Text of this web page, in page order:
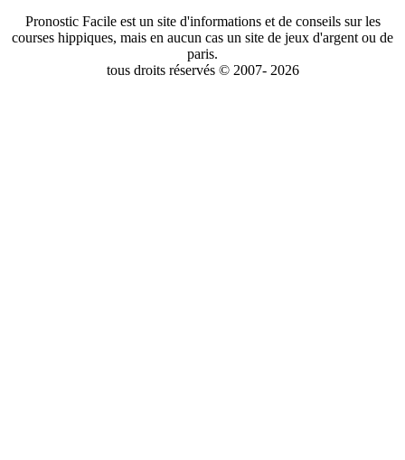
Pronostic Facile est un site d'informations et de conseils sur les
courses hippiques, mais en aucun cas un site de jeux d'argent ou de
paris.
tous droits réservés © 2007- 2026